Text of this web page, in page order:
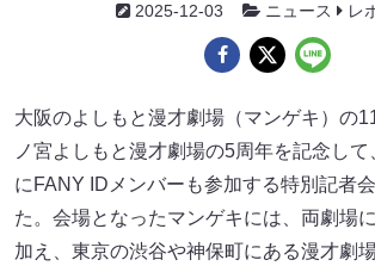
2025-12-03 ニュース レ
大阪のよしもと漫才劇場（マンゲキ）の
ノ宮よしもと漫才劇場の5周年を記念して
にFANY IDメンバーも参加する特別記者
た。会場となったマンゲキには、両劇場
加え、東京の渋谷や神保町にある漫才劇